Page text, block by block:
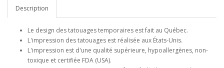
Description
Le design des tatouages temporaires est fait au Québec.
L'impression des tatouages est réalisée aux États-Unis.
L'impression est d'une qualité supérieure, hypoallergènes, non-
toxique et certifiée FDA (USA).